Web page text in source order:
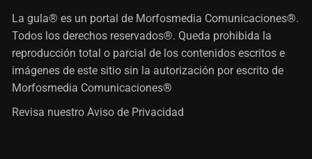
La gula® es un portal de Morfosmedia Comunicaciones®.
Todos los derechos reservados®. Queda prohibida la
reproducción total o parcial de los contenidos escritos e
imágenes de este sitio sin la autorización por escrito de
Morfosmedia Comunicaciones®
Revisa nuestroAviso de Privacidad